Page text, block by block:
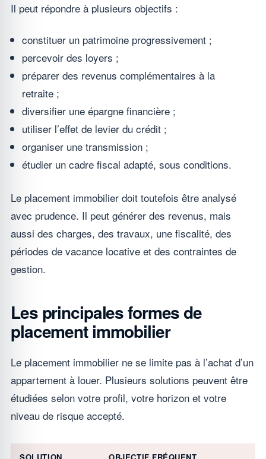
Il peut répondre à plusieurs objectifs :
constituer un patrimoine progressivement ;
percevoir des loyers ;
préparer des revenus complémentaires à la
retraite ;
diversifier une épargne financière ;
utiliser l’effet de levier du crédit ;
organiser une transmission ;
étudier un cadre fiscal adapté, sous conditions.
Le placement immobilier doit toutefois être analysé
avec prudence. Il peut générer des revenus, mais
aussi des charges, des travaux, une fiscalité, des
périodes de vacance locative et des contraintes de
gestion.
Les principales formes de
placement immobilier
Le placement immobilier ne se limite pas à l’achat d’un
appartement à louer. Plusieurs solutions peuvent être
étudiées selon votre profil, votre horizon et votre
niveau de risque accepté.